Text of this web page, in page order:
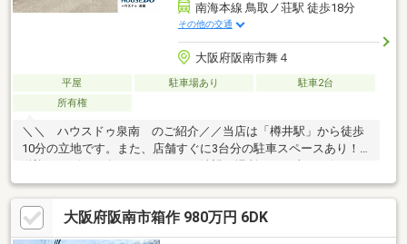
南海本線 鳥取ノ荘駅 徒歩18分
その他の交通
大阪府阪南市舞４
平屋 駐車場あり
駐車2台
所有権
＼＼ ハウスドゥ泉南 のご紹介／／当店は「樽井駅」から徒歩
10分の立地です。また、店舗すぐに3台分の駐車スペースあり！
ます♪【無料不動産購入相談会 実施中！】物件探しだけでなく、
リフォーム、住宅ローン、火災保険等、皆様の気になる疑問にお
答えします！泉南市・阪南市のおうち探しはお任せください！
【お問い合わせについて】「見学予約する」「資料請求する」か
大阪府阪南市箱作 980万円 6DK